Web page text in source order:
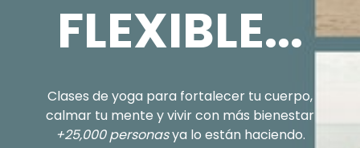
FLEXIBLE...
Clases de yoga para fortalecer tu cuerpo,
calmar tu mente y vivir con más bienestar
+25,000 personasya lo están haciendo.